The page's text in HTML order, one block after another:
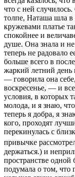
что с ней
толпе, Наташа шла
кружевами платье
спокойнее и
душе. Она знала и
теперь не радовало
больше всего в
жаркий летний день
— говорила она
воскресенье, — и
условия, в которых
молода, и я знаю,
теперь я добра, я
кого, проходят
перекинулась с
привычке
держаться.) и
пространстве одной
подумала о том, что